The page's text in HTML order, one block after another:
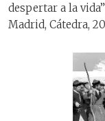
despertar a la
Madrid, Cátedra,